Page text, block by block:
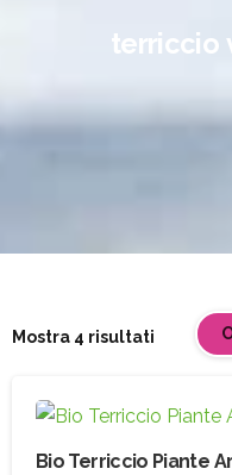
terriccio
Mostra 4 risultati
Bio Terriccio Piante